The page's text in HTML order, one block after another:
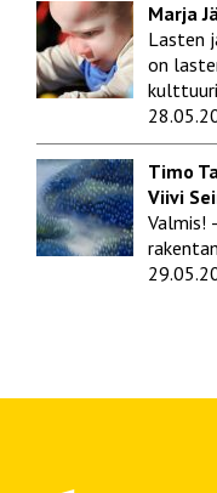
Marja
Lasten
on
Timo
Viivi
Valmis!